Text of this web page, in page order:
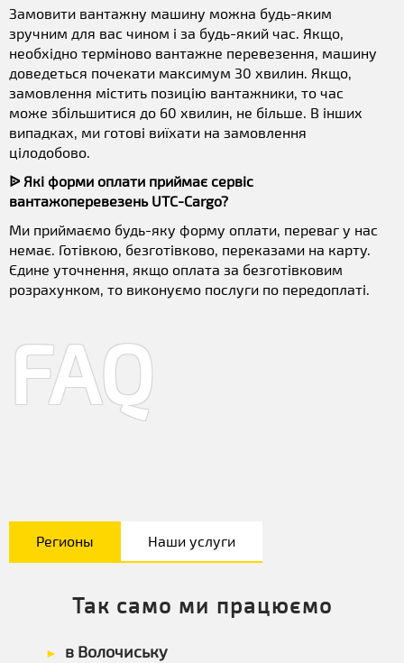
Замовити вантажну машину можна будь-яким
зручним для вас чином і за будь-який час. Якщо,
необхідно терміново вантажне перевезення, машину
доведеться почекати максимум 30 хвилин. Якщо,
замовлення містить позицію вантажники, то час
може збільшитися до 60 хвилин, не більше. В інших
випадках, ми готові виїхати на замовлення
цілодобово.
ᐉ Які форми оплати приймає сервіс
вантажоперевезень UTC-Cargo?
Ми приймаємо будь-яку форму оплати, переваг у нас
немає. Готівкою, безготівково, переказами на карту.
Єдине уточнення, якщо оплата за безготівковим
розрахунком, то виконуємо послуги по передоплаті.
FAQ
Регионы Наши услуги
Так само ми працюємо
в Волочиську